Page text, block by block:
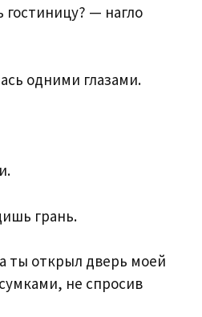
— нагло
одними глазами.
грань.
ты открыл дверь моей
не спросив